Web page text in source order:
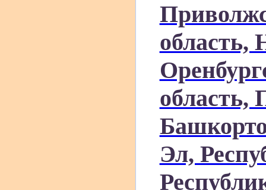
область,
область,
Эл,